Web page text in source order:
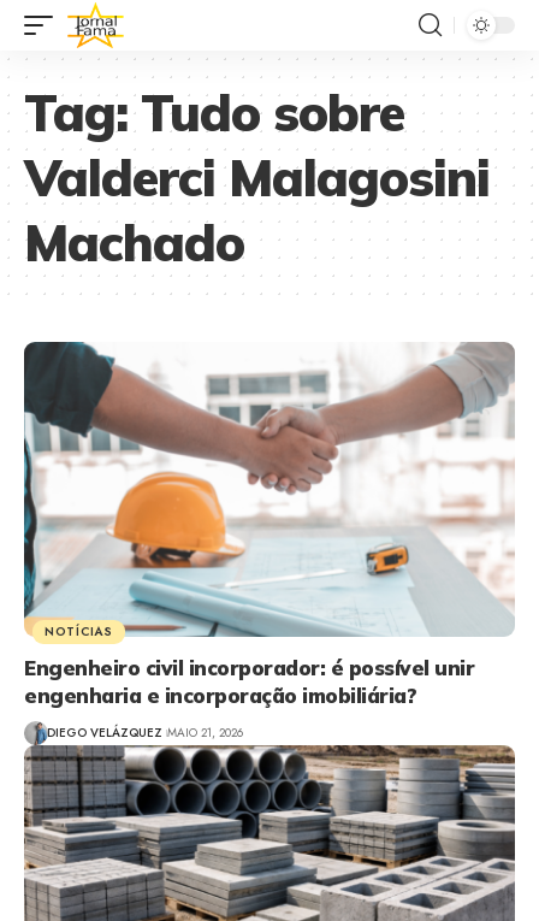
Tag:Tudo sobre
Valderci Malagosini
Machado
NOTÍCIAS
Engenheiro civil incorporador: é possível unir
engenharia e incorporação imobiliária?
DIEGO VELÁZQUEZ MAIO 21, 2026